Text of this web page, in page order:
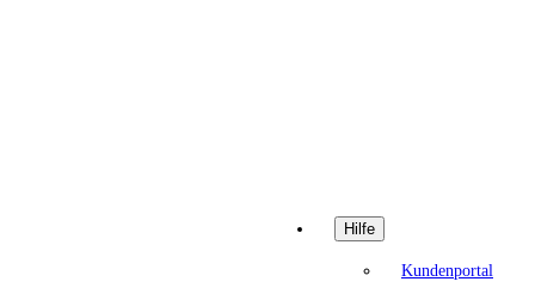
Hilfe
Kundenportal